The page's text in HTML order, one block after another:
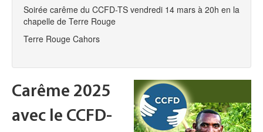
Agenda diocésain
Soirée carême du CCFD-TS vendredi 14 mars à 20h en la
chapelle de Terre Rouge
Terre Rouge Cahors
Carême 2025
avec le CCFD-